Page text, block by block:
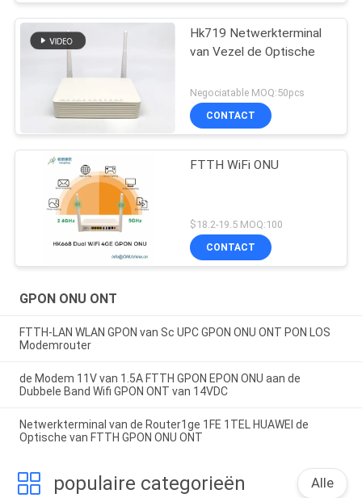
Hk719 Netwerkterminal
van Vezel de Optische
Negociatable MOQ:50pcs
CONTACT
FTTH WiFi ONU
$18.2-19.5 MOQ:100
CONTACT
GPON ONU ONT
FTTH-LAN WLAN GPON van Sc UPC GPON ONU ONT PON LOS
Modemrouter
de Modem 11V van 1.5A FTTH GPON EPON ONU aan de
Dubbele Band Wifi GPON ONT van 14VDC
Netwerkterminal van de Router1ge 1FE 1TEL HUAWEI de
Optische van FTTH GPON ONU ONT
populaire categorieën Alle